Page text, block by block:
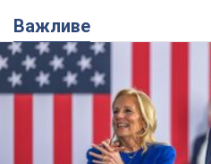
Дружина тяжкохворого
перший симптом, який
"агресивний" рак
Спершу лікарі не надали цьому